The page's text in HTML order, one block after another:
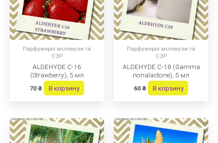
Парфумерні молекули та
СЗР
ALDEHYDE C-16
(Strawberry), 5 мл
70 ₴ В корзину
Парфумерні молекули та
СЗР
ALDEHYDE C-18 (Gamma
nonalactone), 5 мл
60 ₴ В корзину